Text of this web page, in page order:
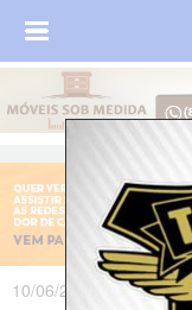
10/06/2026 às